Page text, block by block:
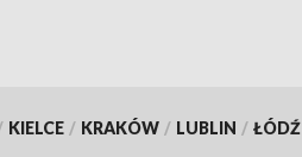
KIELCE / KRAKÓW / LUBLIN / ŁÓDŹ